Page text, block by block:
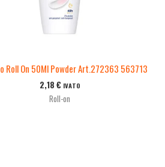
Roll On 50Ml Powder Art.272363 563713
2,18 € IVATO
Roll-on